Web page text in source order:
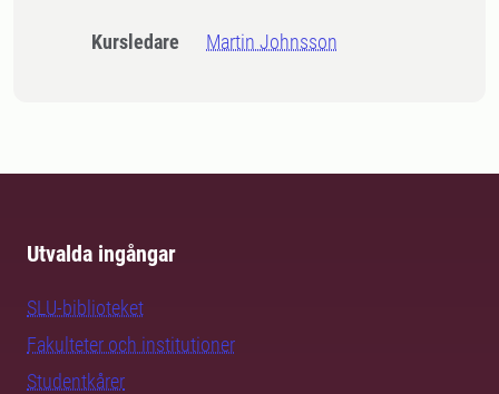
Kursledare Martin Johnsson
Utvalda ingångar
SLU-biblioteket
Fakulteter och institutioner
Studentkårer